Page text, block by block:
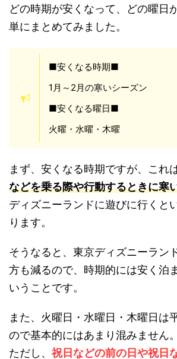
どの時期が安くなって、どの曜日
単にまとめてみました。
■安くなる時期■
1月～2月の寒いシーズン
■安くなる曜日■
火曜・水曜・木曜
まず、安くなる時期ですが、これ
などを乗る際や行動するときに寒
ディズニーランドに遊びに行くと
ります。
そうなると、東京ディズニーラン
方も減るので、時期的には安く泊
いうことです。
また、火曜日・水曜日・木曜日は
ので基本的にはあまり混みません。
ただし、 祝日などの前の日や祝日